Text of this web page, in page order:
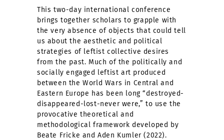
This two-day international conference
brings together scholars to grapple with
the very absence of objects that could tell
us about the aesthetic and political
strategies of leftist collective desires
from the past. Much of the politically and
socially engaged leftist art produced
between the World Wars in Central and
Eastern Europe has been long “destroyed-
disappeared-lost-never were,” to use the
provocative theoretical and
methodological framework developed by
Beate Fricke and Aden Kumler (2022).